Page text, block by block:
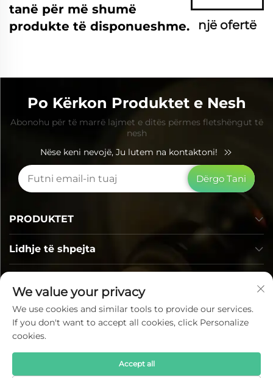
tanë për më shumë
produkte të disponueshme.
një ofertë
Po Kërkon Produktet e Nesh
Abonohu për të marrë lajmet e ditës përmes fletshëngut të
nesh
Nëse keni nevojë, Ju lutem na kontaktoni!
Dërgo Tani
Lidhje të shpejta
PRODUKTET
We value your privacy
We use cookies and similar tools to provide our services.
If you don't want to accept all cookies, click Personalize
cookies.
Accept all